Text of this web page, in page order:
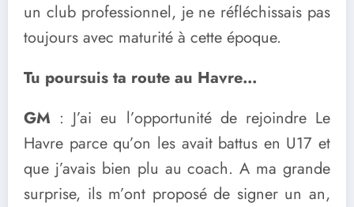
un club professionnel, je ne réfléchissais pas
toujours avec maturité à cette époque.
Tu poursuis ta route au Havre…
GM : J’ai eu l’opportunité de rejoindre Le
Havre parce qu’on les avait battus en U17 et
que j’avais bien plu au coach. A ma grande
surprise, ils m’ont proposé de signer un an,